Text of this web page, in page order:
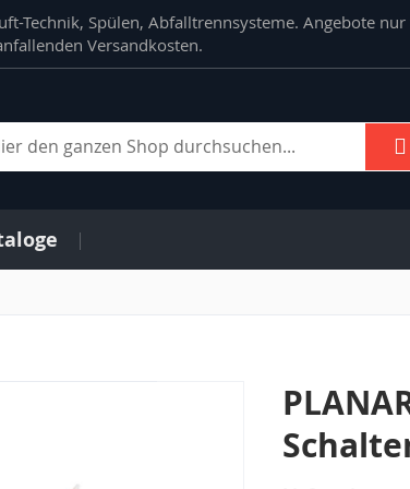
Technik, Spülen, Abfalltrennsysteme. Angebote
Versandkosten.